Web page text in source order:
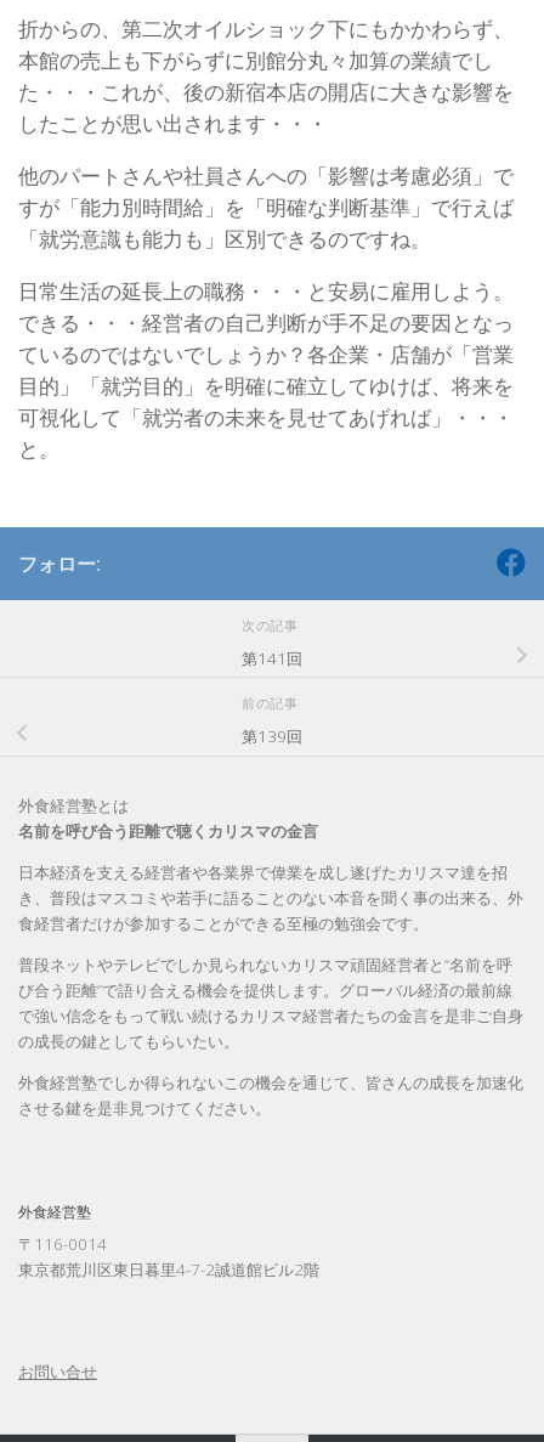
折からの、第二次オイルショック下にもかかわらず、
本館の売上も下がらずに別館分丸々加算の業績でし
た・・・これが、後の新宿本店の開店に大きな影響を
したことが思い出されます・・・
他のパートさんや社員さんへの「影響は考慮必須」で
すが「能力別時間給」を「明確な判断基準」で行えば
「就労意識も能力も」区別できるのですね。
日常生活の延長上の職務・・・と安易に雇用しよう。
できる・・・経営者の自己判断が手不足の要因となっ
ているのではないでしょうか？各企業・店舗が「営業
目的」「就労目的」を明確に確立してゆけば、将来を
可視化して「就労者の未来を見せてあげれば」・・・
と。
フォロー:
次の記事
第141回
前の記事
第139回
外食経営塾とは
名前を呼び合う距離で聴くカリスマの金言
日本経済を支える経営者や各業界で偉業を成し遂げたカリスマ達を招
き、普段はマスコミや若手に語ることのない本音を聞く事の出来る、外
食経営者だけが参加することができる至極の勉強会です。
普段ネットやテレビでしか見られないカリスマ頑固経営者と“名前を呼
び合う距離”で語り合える機会を提供します。グローバル経済の最前線
で強い信念をもって戦い続けるカリスマ経営者たちの金言を是非ご自身
の成長の鍵としてもらいたい。
外食経営塾でしか得られないこの機会を通じて、皆さんの成長を加速化
させる鍵を是非見つけてください。
外食経営塾
〒116-0014
東京都荒川区東日暮里4-7-2誠道館ビル2階
お問い合せ